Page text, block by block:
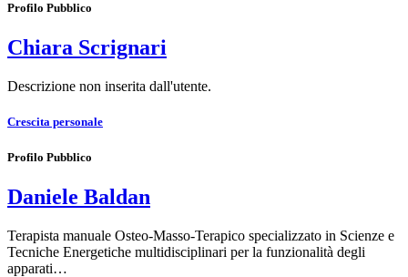
Profilo Pubblico
Chiara Scrignari
Descrizione non inserita dall'utente.
Crescita personale
Profilo Pubblico
Daniele Baldan
Terapista manuale Osteo-Masso-Terapico specializzato in Scienze e
Tecniche Energetiche multidisciplinari per la funzionalità degli
apparati…